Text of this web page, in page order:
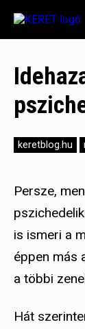
keretblog.hu
Persze,
is ismeri a
éppen más
a többi
Hát